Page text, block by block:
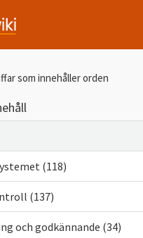
som innehåller orden
(118)
(137)
och godkännande (34)